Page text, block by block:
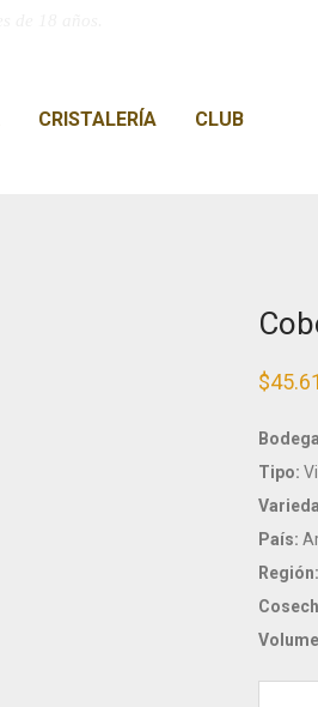
CRISTALERÍA CLUB
$
Tipo:
País:
Región: